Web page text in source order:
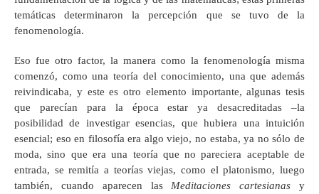
temáticas determinaron la percepción que se tuvo de la
fenomenología.
Eso fue otro factor, la manera como la fenomenología misma
comenzó, como una teoría del conocimiento, una que además
reivindicaba, y este es otro elemento importante, algunas tesis
que parecían para la época estar ya desacreditadas –la
posibilidad de investigar esencias, que hubiera una intuición
esencial; eso en filosofía era algo viejo, no estaba, ya no sólo de
moda, sino que era una teoría que no pareciera aceptable de
entrada, se remitía a teorías viejas, como el platonismo, luego
también, cuando aparecen las Meditaciones cartesianas y